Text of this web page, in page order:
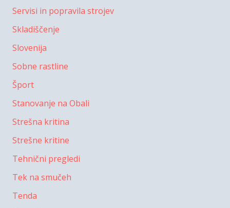
Servisi in popravila strojev
Skladiščenje
Slovenija
Sobne rastline
Šport
Stanovanje na Obali
Strešna kritina
Strešne kritine
Tehnični pregledi
Tek na smučeh
Tenda